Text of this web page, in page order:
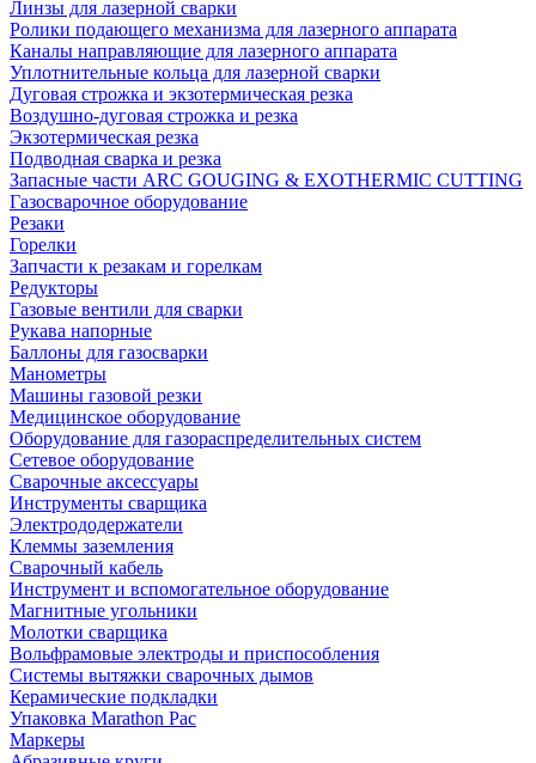
Линзы для лазерной сварки
Ролики подающего механизма для лазерного аппарата
Каналы направляющие для лазерного аппарата
Уплотнительные кольца для лазерной сварки
Дуговая строжка и экзотермическая резка
Воздушно-дуговая строжка и резка
Экзотермическая резка
Подводная сварка и резка
Запасные части ARC GOUGING & EXOTHERMIC CUTTING
Газосварочное оборудование
Резаки
Горелки
Запчасти к резакам и горелкам
Редукторы
Газовые вентили для сварки
Рукава напорные
Баллоны для газосварки
Манометры
Машины газовой резки
Медицинское оборудование
Оборудование для газораспределительных систем
Сетевое оборудование
Сварочные аксессуары
Инструменты сварщика
Электрододержатели
Клеммы заземления
Сварочный кабель
Инструмент и вспомогательное оборудование
Магнитные угольники
Молотки сварщика
Вольфрамовые электроды и приспособления
Системы вытяжки сварочных дымов
Керамические подкладки
Упаковка Marathon Pac
Маркеры